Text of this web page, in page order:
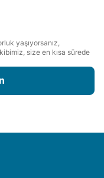
yaşıyorsanız,
size en kısa sürede